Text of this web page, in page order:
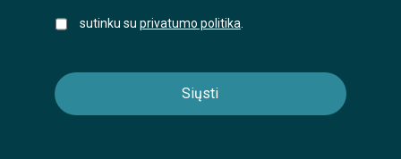
sutinku su privatumo politika